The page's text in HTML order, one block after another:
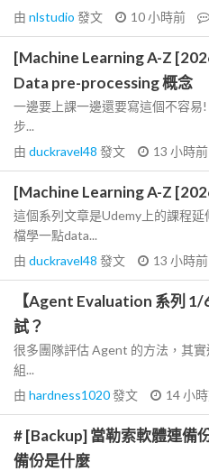
由 nlstudio 發文 10 小時前
[Machine Learning A-Z
Data pre-processing 概念
一邊要上課一邊還要寫這個不容易
步...
由 duckravel48 發文 13 小時前
[Machine Learning A-Z
這個系列文章是Udemy上的課程
檔學一點data...
由 duckravel48 發文 13 小時前
【Agent Evaluation 系列
試？
很多團隊評估 Agent 的方法，其
組...
由 hardness1020發文 14 小
# [Backup] 當勒索軟體連備
備份是什麼